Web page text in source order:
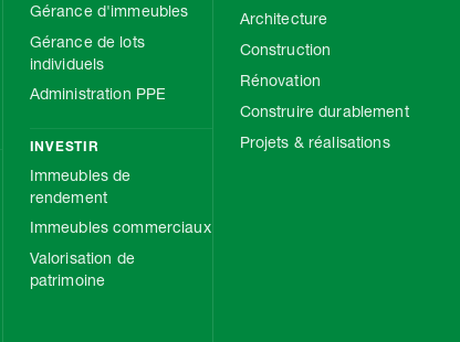
Gérance d'immeubles
Gérance de lots
individuels
Administration PPE
INVESTIR
Immeubles de
rendement
Immeubles commerciaux
Valorisation de
patrimoine
Architecture
Construction
Rénovation
Construire durablement
Projets & réalisations